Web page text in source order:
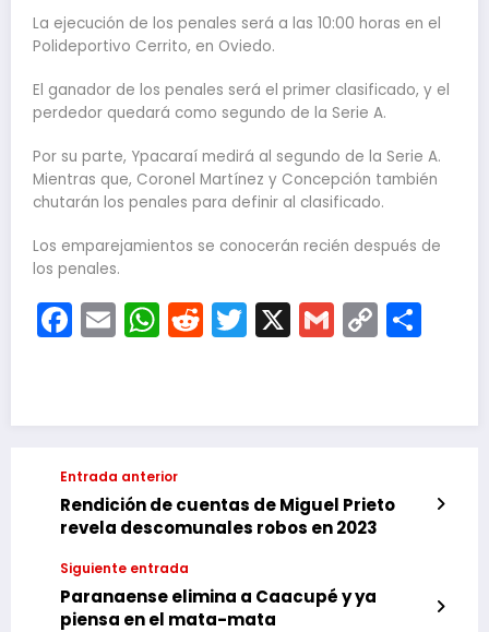
La ejecución de los penales será a las 10:00 horas en el
Polideportivo Cerrito, en Oviedo.
El ganador de los penales será el primer clasificado, y el
perdedor quedará como segundo de la Serie A.
Por su parte, Ypacaraí medirá al segundo de la Serie A.
Mientras que, Coronel Martínez y Concepción también
chutarán los penales para definir al clasificado.
Los emparejamientos se conocerán recién después de
los penales.
Facebook
EmailWhatsApp
Reddit
Twitter
X Gmail
Copy
Link
Entrada anterior
Rendición de cuentas de Miguel Prieto
revela descomunales robos en 2023
Siguiente entrada
Paranaense elimina a Caacupé y ya
piensa en el mata-mata